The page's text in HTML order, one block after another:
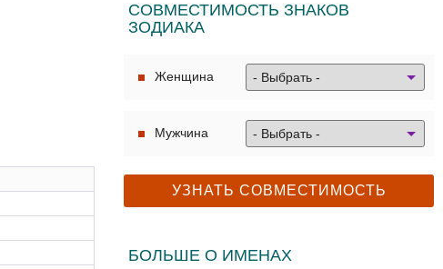
СОВМЕСТИМОСТЬ ЗНАКОВ
ЗОДИАКА
Женщина
Мужчина
БОЛЬШЕ О ИМЕНАХ